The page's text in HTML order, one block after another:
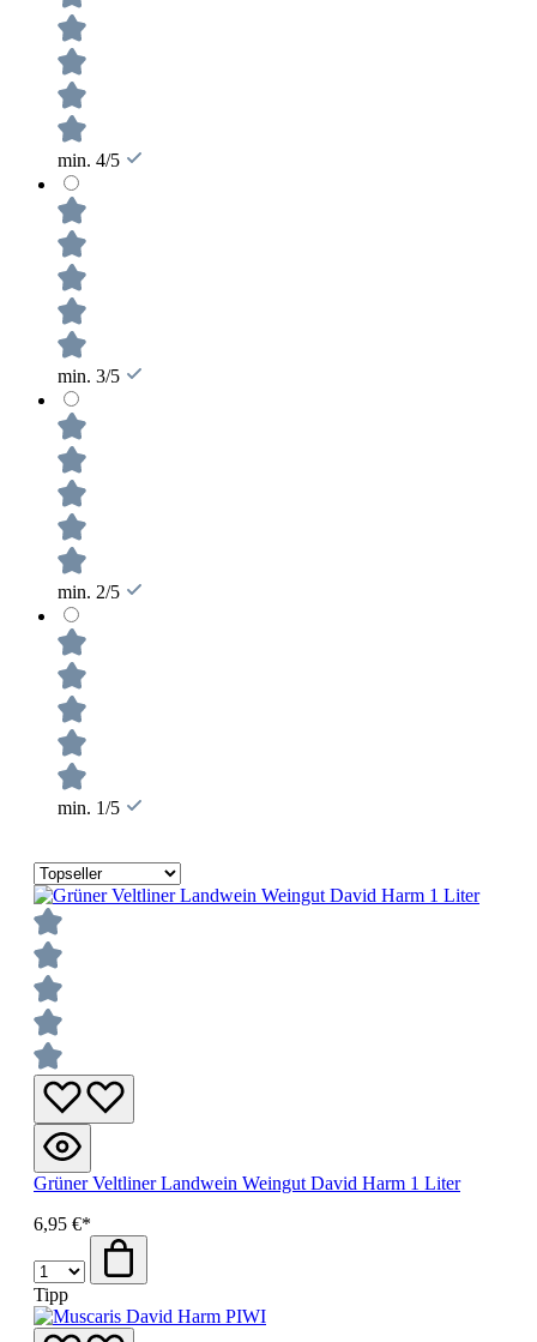
min. 4/5
min. 3/5
min. 2/5
min. 1/5
Grüner Veltliner Landwein Weingut David Harm 1 Liter
6,95 €*
Tipp